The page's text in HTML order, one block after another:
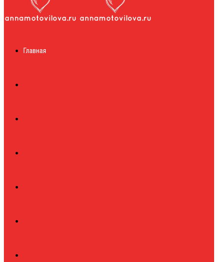
журналГлавная